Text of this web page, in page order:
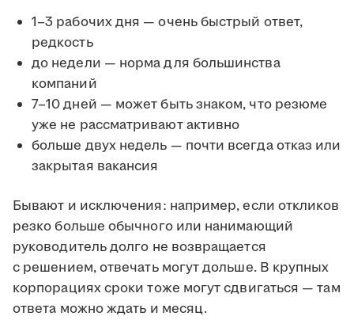
1–3 рабочих дня — очень быстрый ответ,
редкость
до недели — норма для большинства
компаний
7–10 дней — может быть знаком, что резюме
уже не рассматривают активно
больше двух недель — почти всегда отказ или
закрытая вакансия
Бывают и исключения: например, если откликов
резко больше обычного или нанимающий
руководитель долго не возвращается
с решением, отвечать могут дольше. В крупных
корпорациях сроки тоже могут сдвигаться — там
ответа можно ждать и месяц.